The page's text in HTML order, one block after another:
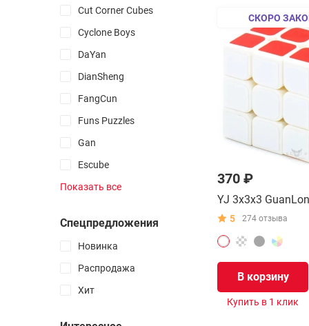
Мокуру
3D Мозаики
Зеркальные
Змейки
Шестеренчатые
Фирменные 3D-печатные
Самые сложные
Кубоиды
Cut Corner Cubes
Cyclone Boys
DaYan
DianSheng
FangCun
Funs Puzzles
Gan
Escube
YZ
ZePuzzles
KungFu
LanLan
Показать все
Спецпредложения
Новинка
Распродажа
Хит
СКОРО
370 ₽
YJ 3x3x3
5 274 отзыва
В корзину
Купить в 1 клик